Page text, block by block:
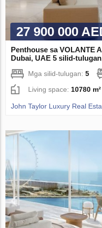
27 900 000
Penthouse sa VOLANTE
Dubai, UAE 5 silid-
Mga silid-tulugan:5
Living space: 10780 m²
John Taylor Luxury Real